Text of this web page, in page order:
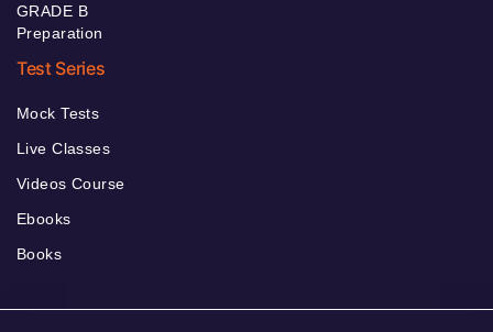
GRADE B
Preparation
Test Series
Mock Tests
Live Classes
Videos Course
Ebooks
Books